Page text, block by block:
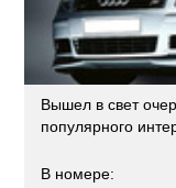
Вышел в свет
популярного
В номере: